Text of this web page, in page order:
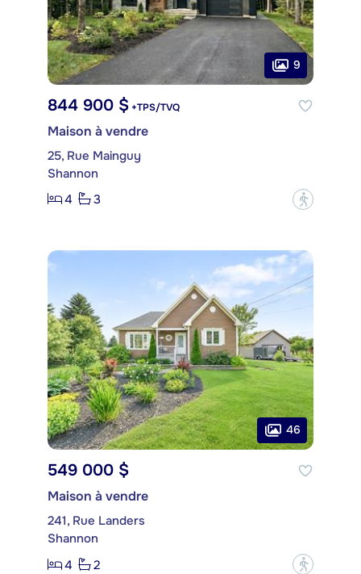
9
844 900 $ +TPS/TVQ
Maison à vendre
25, Rue Mainguy
Shannon
4
3 ?
46
549 000 $
Maison à vendre
241, Rue Landers
Shannon
4
2 ?